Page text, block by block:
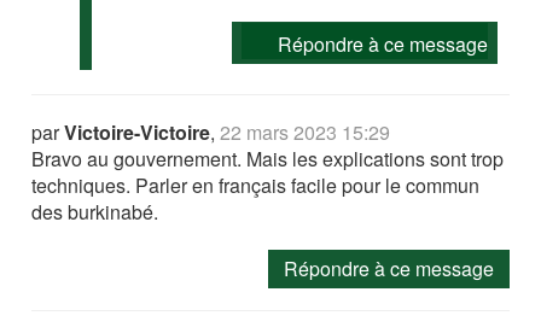
Répondre à ce message
parVictoire-Victoire,22 mars 2023 15:29
Bravo au gouvernement. Mais les explications sont trop
techniques. Parler en français facile pour le commun
des burkinabé.
Répondre à ce message